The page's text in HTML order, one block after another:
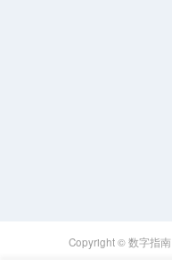
Copyright ©数字指南